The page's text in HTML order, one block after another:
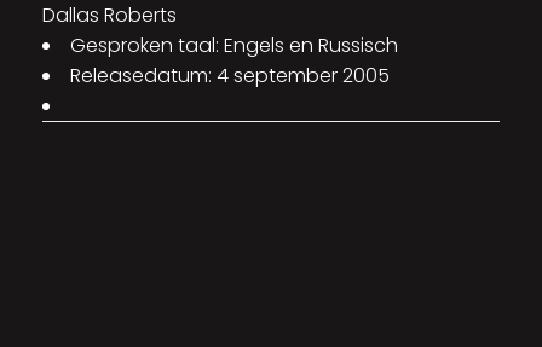
Dallas Roberts
Gesproken taal: Engels en Russisch
Releasedatum: 4 september 2005